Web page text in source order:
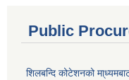
Public
शिलबन्दि कोटेशनको